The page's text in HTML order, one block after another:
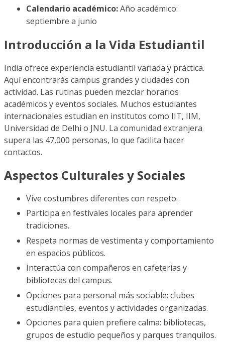
Calendario académico:Año académico:
septiembre a junio
Introducción a la Vida Estudiantil
India ofrece experiencia estudiantil variada y práctica.
Aquí encontrarás campus grandes y ciudades con
actividad. Las rutinas pueden mezclar horarios
académicos y eventos sociales. Muchos estudiantes
internacionales estudian en institutos como IIT, IIM,
Universidad de Delhi o JNU. La comunidad extranjera
supera las 47,000 personas, lo que facilita hacer
contactos.
Aspectos Culturales y Sociales
Vive costumbres diferentes con respeto.
Participa en festivales locales para aprender
tradiciones.
Respeta normas de vestimenta y comportamiento
en espacios públicos.
Interactúa con compañeros en cafeterías y
bibliotecas del campus.
Opciones para personal más sociable: clubes
estudiantiles, eventos y actividades organizadas.
Opciones para quien prefiere calma: bibliotecas,
grupos de estudio pequeños y parques tranquilos.